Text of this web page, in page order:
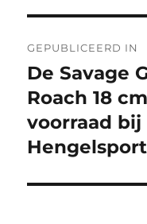
navigatie
GEPUBLICEERD IN
De Savage
Roach 18
voorraad bij